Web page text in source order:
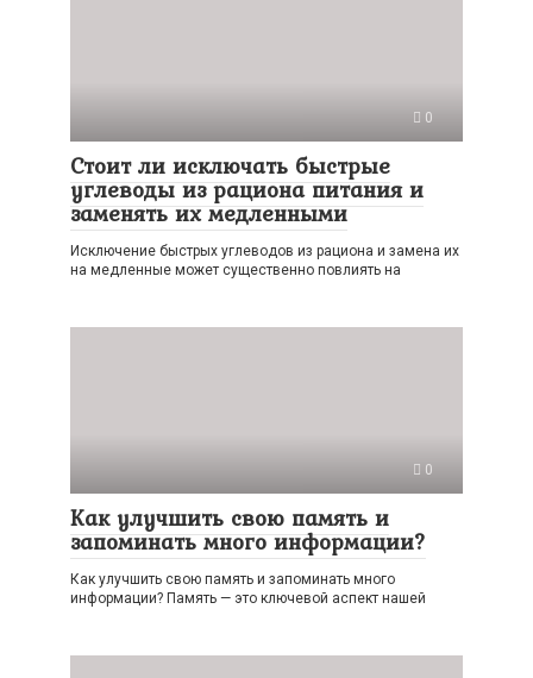
0
Стоит ли исключать быстрые
углеводы из рациона питания и
заменять их медленными
Исключение быстрых углеводов из рациона и замена их
на медленные может существенно повлиять на
0
Как улучшить свою память и
запоминать много информации?
Как улучшить свою память и запоминать много
информации? Память — это ключевой аспект нашей